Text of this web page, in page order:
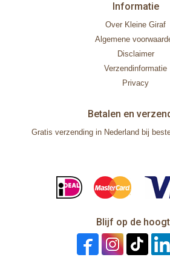
Informatie
Over Kleine Giraf
Algemene
Disclaimer
Verzendinformatie
Privacy
Betalen en
Gratis verzending in Nederland bij
Blijf op de